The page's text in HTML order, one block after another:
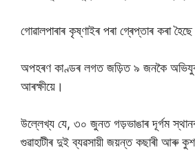
গোৱালপাৰাৰ কৃষ্ণাইৰ পৰা গ্ৰেপ্তাৰ কৰা
অপহৰণ কাণ্ডৰ লগত জড়িত ৯ জনকৈ
আৰক্ষীয়ে।
উল্লেখ্য যে, ৩০ জুনত গড়ভাঙাৰ দূৰ্গম
গুৱাহাটীৰ দুই ব্যৱসায়ী জয়ন্ত কছাৰী আৰু